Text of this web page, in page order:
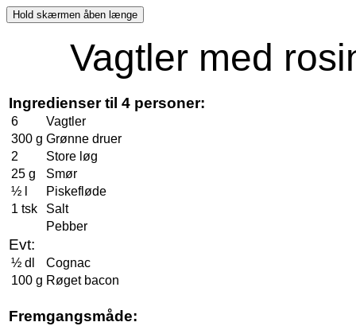
Vagtler med
Ingredienser til 4 personer:
6
Vagtler
300 g Grønne druer
2
Store løg
25 g
Smør
½ l
Piskefløde
1 tsk
Salt
Pebber
Evt:
½ dl
Cognac
100 g Røget bacon
Fremgangsmåde: